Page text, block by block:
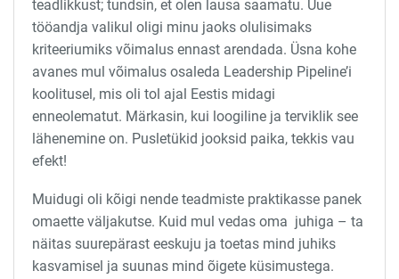
teadlikkust; tundsin, et olen lausa saamatu. Uue
tööandja valikul oligi minu jaoks olulisimaks
kriteeriumiks võimalus ennast arendada. Üsna kohe
avanes mul võimalus osaleda Leadership Pipeline’i
koolitusel, mis oli tol ajal Eestis midagi
enneolematut. Märkasin, kui loogiline ja terviklik see
lähenemine on. Pusletükid jooksid paika, tekkis vau
efekt!
Muidugi oli kõigi nende teadmiste praktikasse panek
omaette väljakutse. Kuid mul vedas oma juhiga – ta
näitas suurepärast eeskuju ja toetas mind juhiks
kasvamisel ja suunas mind õigete küsimustega.